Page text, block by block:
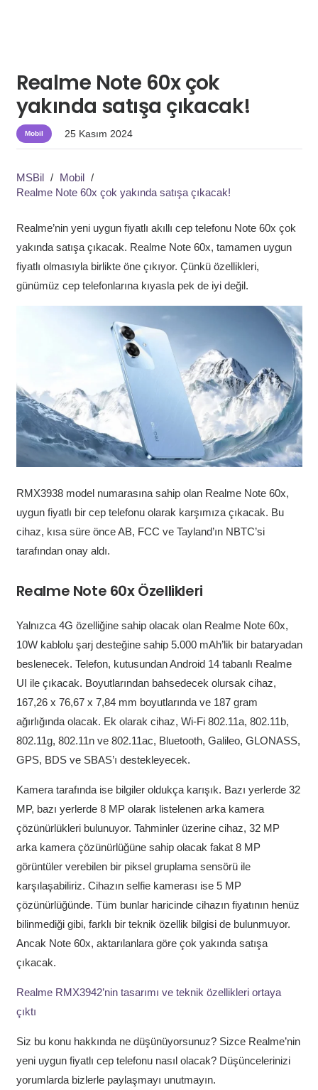
Realme Note 60x çok
yakında satışa çıkacak!
Mobil 25 Kasım 2024
MSBil / Mobil /
Realme Note 60x çok yakında satışa çıkacak!
Realme’nin yeni uygun fiyatlı akıllı cep telefonu Note 60x çok
yakında satışa çıkacak. Realme Note 60x, tamamen uygun
fiyatlı olmasıyla birlikte öne çıkıyor. Çünkü özellikleri,
günümüz cep telefonlarına kıyasla pek de iyi değil.
RMX3938 model numarasına sahip olan Realme Note 60x,
uygun fiyatlı bir cep telefonu olarak karşımıza çıkacak. Bu
cihaz, kısa süre önce AB, FCC ve Tayland’ın NBTC’si
tarafından onay aldı.
Realme Note 60x Özellikleri
Yalnızca 4G özelliğine sahip olacak olan Realme Note 60x,
10W kablolu şarj desteğine sahip 5.000 mAh’lik bir bataryadan
beslenecek. Telefon, kutusundan Android 14 tabanlı Realme
UI ile çıkacak. Boyutlarından bahsedecek olursak cihaz,
167,26 x 76,67 x 7,84 mm boyutlarında ve 187 gram
ağırlığında olacak. Ek olarak cihaz, Wi-Fi 802.11a, 802.11b,
802.11g, 802.11n ve 802.11ac, Bluetooth, Galileo, GLONASS,
GPS, BDS ve SBAS’ı destekleyecek.
Kamera tarafında ise bilgiler oldukça karışık. Bazı yerlerde 32
MP, bazı yerlerde 8 MP olarak listelenen arka kamera
çözünürlükleri bulunuyor. Tahminler üzerine cihaz, 32 MP
arka kamera çözünürlüğüne sahip olacak fakat 8 MP
görüntüler verebilen bir piksel gruplama sensörü ile
karşılaşabiliriz. Cihazın selfie kamerası ise 5 MP
çözünürlüğünde. Tüm bunlar haricinde cihazın fiyatının henüz
bilinmediği gibi, farklı bir teknik özellik bilgisi de bulunmuyor.
Ancak Note 60x, aktarılanlara göre çok yakında satışa
çıkacak.
Realme RMX3942’nin tasarımı ve teknik özellikleri ortaya
çıktı
Siz bu konu hakkında ne düşünüyorsunuz? Sizce Realme’nin
yeni uygun fiyatlı cep telefonu nasıl olacak? Düşüncelerinizi
yorumlarda bizlerle paylaşmayı unutmayın.